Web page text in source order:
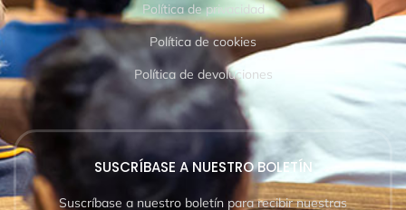
Política de privacidad
Política de cookies
Política de devoluciones
SUSCRÍBASE A NUESTRO BOLETÍN
Suscríbase a nuestro boletín para recibir nuestras